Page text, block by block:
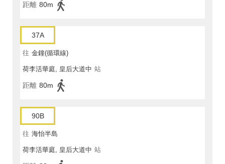
距離 80m
37A
往 金鐘(循環線)
荷李活華庭, 皇后大道中 站
距離 80m
90B
往 海怡半島
荷李活華庭, 皇后大道中 站